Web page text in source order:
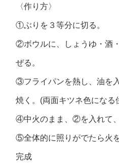
〈作り方〉
①ぶりを３等分に切る。
②ボウルに、しょうゆ・酒
ぜる。
③フライパンを熱し、油を
焼く。(両面キツネ色になる
④中火のまま、②を入れて、
⑤全体的に照りがでたら火
完成